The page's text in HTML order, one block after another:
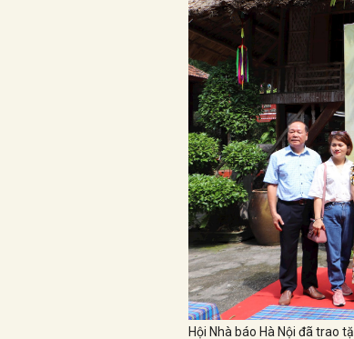
Hội Nhà báo Hà Nội đã trao